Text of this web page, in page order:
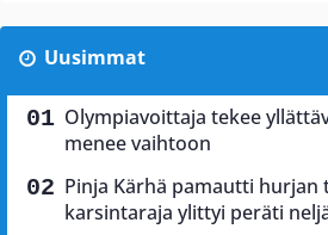
Uusimmat
Olympiavoittaja tekee
menee vaihtoon
Pinja Kärhä pamautti hurjan
karsintaraja ylittyi peräti